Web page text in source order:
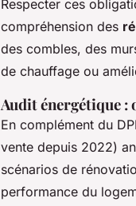
Respecter ces
compréhension des
des combles, des
de chauffage ou
Audit énergétique
En complément du
vente depuis 2022)
scénarios de
performance du